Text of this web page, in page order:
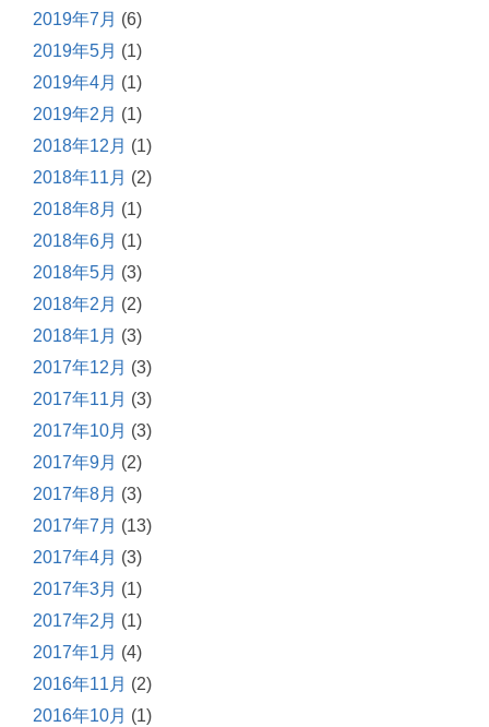
2019年7月 (6)
2019年5月 (1)
2019年4月 (1)
2019年2月 (1)
2018年12月 (1)
2018年11月 (2)
2018年8月 (1)
2018年6月 (1)
2018年5月 (3)
2018年2月 (2)
2018年1月 (3)
2017年12月 (3)
2017年11月 (3)
2017年10月 (3)
2017年9月 (2)
2017年8月 (3)
2017年7月 (13)
2017年4月 (3)
2017年3月 (1)
2017年2月 (1)
2017年1月 (4)
2016年11月 (2)
2016年10月 (1)